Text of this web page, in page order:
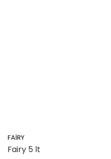
FAİRY
Fairy 5 lt